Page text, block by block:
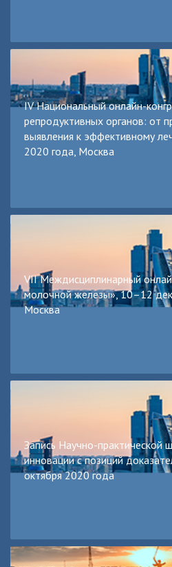
IV Национальный онлайн-
репродуктивных органов: от
выявления к эффективному
2020 года, Москва
VII Междисциплинарный
молочной железы», 10–12
Москва
Запись Научно-практической
инновации с позиций
октября 2020 года